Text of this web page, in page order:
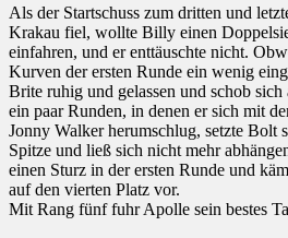
Als der Startschuss zum dritten und
Krakau fiel, wollte Billy einen
einfahren, und er enttäuschte nicht.
Kurven der ersten Runde ein wenig
Brite ruhig und gelassen und schob
ein paar Runden, in denen er sich mit
Jonny Walker herumschlug, setzte Bolt
Spitze und ließ sich nicht mehr
einen Sturz in der ersten Runde und
auf den vierten Platz vor.
Mit Rang fünf fuhr Apolle sein bestes